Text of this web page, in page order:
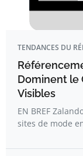
TENDANCES DU
Dominent le
Visibles
EN BREF
sites de mode